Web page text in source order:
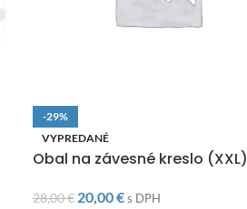
-29%
VYPREDANÉ
Obal na závesné kreslo (XXL)
28,00€ 20,00€ s DPH